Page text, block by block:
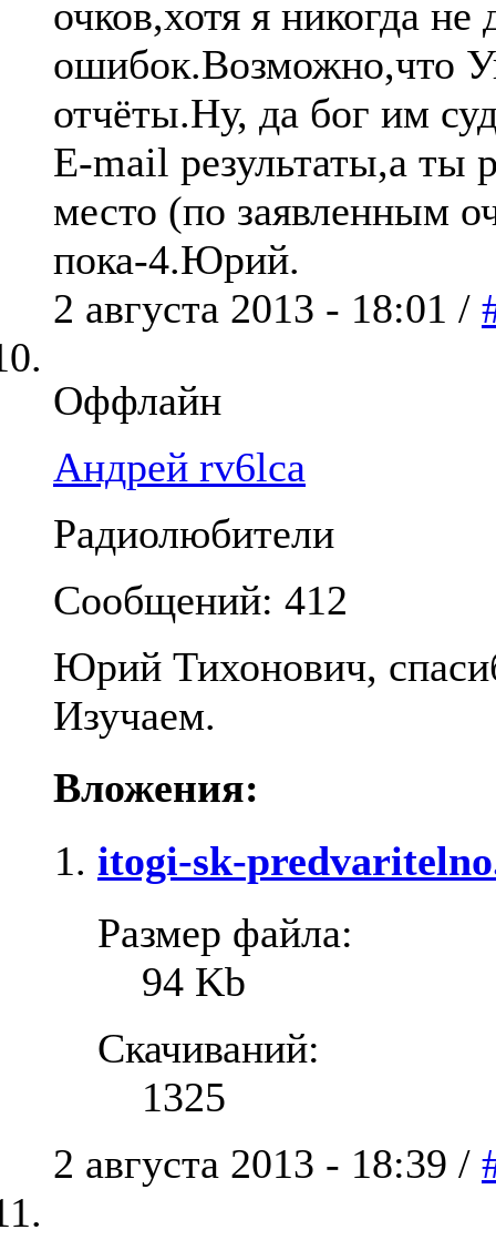
очков,хотя я никогда не
ошибок.Возможно,что
отчёты.Ну, да бог им
E-mail результаты,а ты
место (по заявленным
пока-4.Юрий.
2 августа 2013 - 18:01 /
Оффлайн
Андрей rv6lca
Радиолюбители
Сообщений: 412
Юрий Тихонович,
Изучаем.
Вложения:
itogi-sk-
Размер файла:
94 Kb
Скачиваний:
1325
2 августа 2013 - 18:39 /